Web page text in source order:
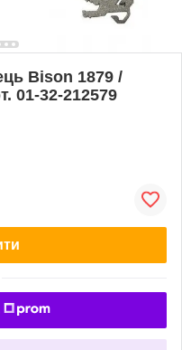
Bison 1879 /
01-32-212579